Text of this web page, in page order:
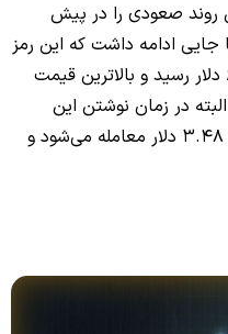
روند صعودی را در پیش
جایی ادامه داشت که این رمز
ارز در 1 ژانویه 2022 به قیمت 62.69 دلار رسید و بالاترین قیمت
در زمان نوشتن این
مقاله ارز دیجیتال کانوکس با قیمت 3.48 دلار معامله می‌شود و